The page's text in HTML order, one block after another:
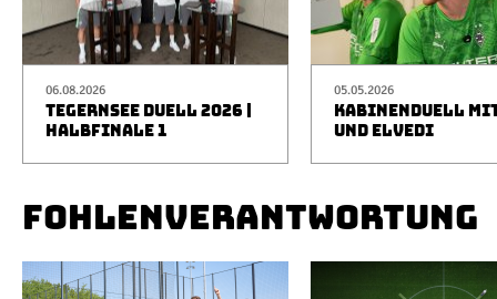
06.08.2026
TEGERNSEE DUELL 2026 |
HALBFINALE 1
05.05.2026
KABINENDUELL
UND ELVEDI
FOHLENVERANTWORTUNG